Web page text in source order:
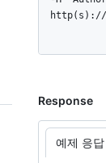
Response
예제 응답